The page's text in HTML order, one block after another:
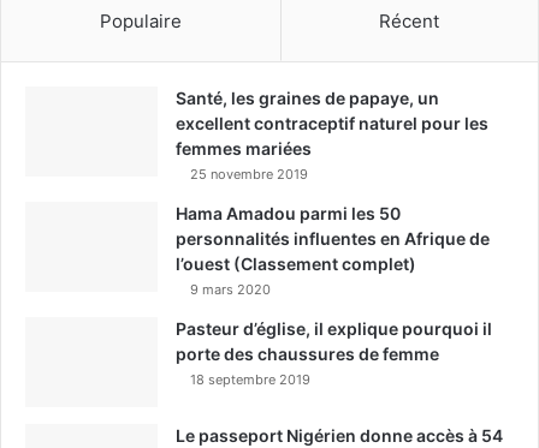
Populaire Récent
Santé, les graines de papaye, un
excellent contraceptif naturel pour les
femmes mariées
25 novembre 2019
Hama Amadou parmi les 50
personnalités influentes en Afrique de
l’ouest (Classement complet)
9 mars 2020
Pasteur d’église, il explique pourquoi il
porte des chaussures de femme
18 septembre 2019
Le passeport Nigérien donne accès à 54